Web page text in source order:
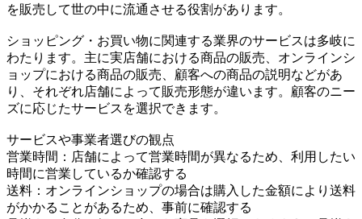
を販売して世の中に流通させる役割があります。
ショッピング・お買い物に関連する業界のサービスは多岐に
わたります。主に実店舗における商品の販売、オンラインシ
ョップにおける商品の販売、顧客への商品の説明などがあ
り、それぞれ店舗によって販売形態が違います。顧客のニー
ズに応じたサービスを選択できます。
サービスや事業者選びの観点
営業時間：店舗によって営業時間が異なるため、利用したい
時間に営業しているか確認する
送料：オンラインショップの場合は購入した金額により送料
がかかることがあるため、事前に確認する